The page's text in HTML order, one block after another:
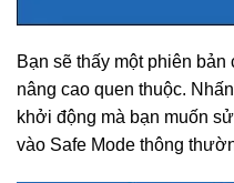
Bạn sẽ thấy một phiên
nâng cao quen thuộc.
khởi động mà bạn muốn
vào Safe Mode thông